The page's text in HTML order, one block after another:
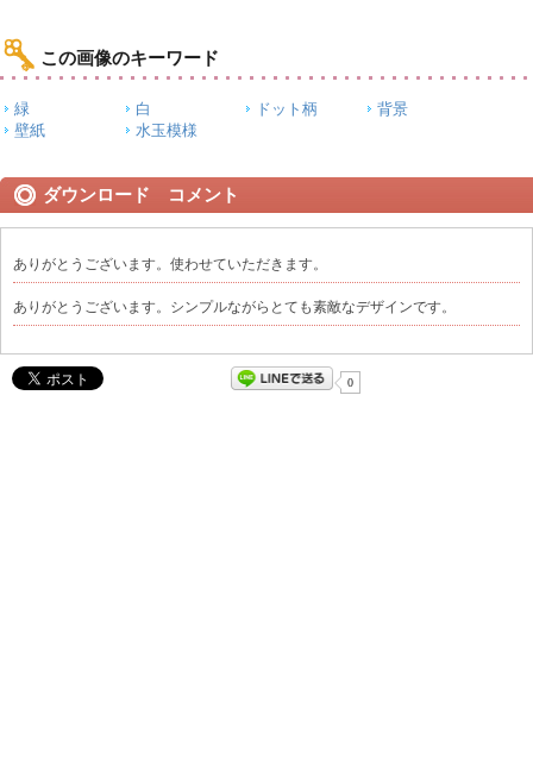
この画像のキーワード
緑 白 ドット柄
背景
壁紙
水玉模様
ダウンロード コメント
ありがとうございます。使わせていただきます。
ありがとうございます。シンプルながらとても素敵なデザインです。
0